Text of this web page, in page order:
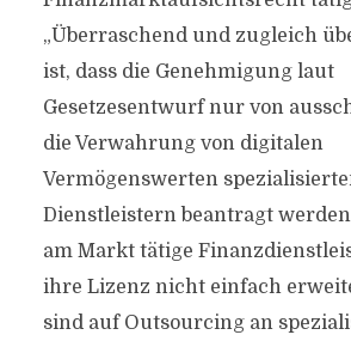
„Überraschend und zugleich
ist, dass die Genehmigung laut
Gesetzesentwurf nur von
die Verwahrung von digitalen
Vermögenswerten
Dienstleistern beantragt
am Markt tätige
ihre Lizenz nicht einfach
sind auf Outsourcing an